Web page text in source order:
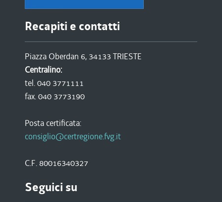
Recapiti e contatti
Piazza Oberdan 6, 34133 TRIESTE
Centralino:
tel. 040 3771111
fax. 040 3773190
Posta certificata:
consiglio@certregione.fvg.it
C.F. 80016340327
Seguici su